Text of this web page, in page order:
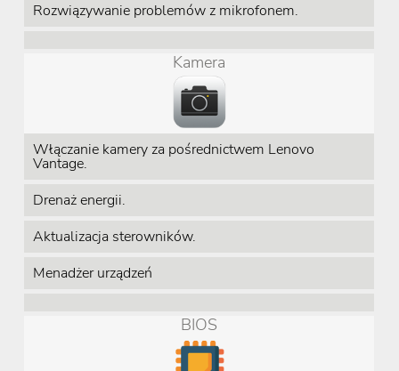
Rozwiązywanie problemów z mikrofonem.
Kamera
Włączanie kamery za pośrednictwem Lenovo
Vantage.
Drenaż energii.
Aktualizacja sterowników.
Menadżer urządzeń
BIOS